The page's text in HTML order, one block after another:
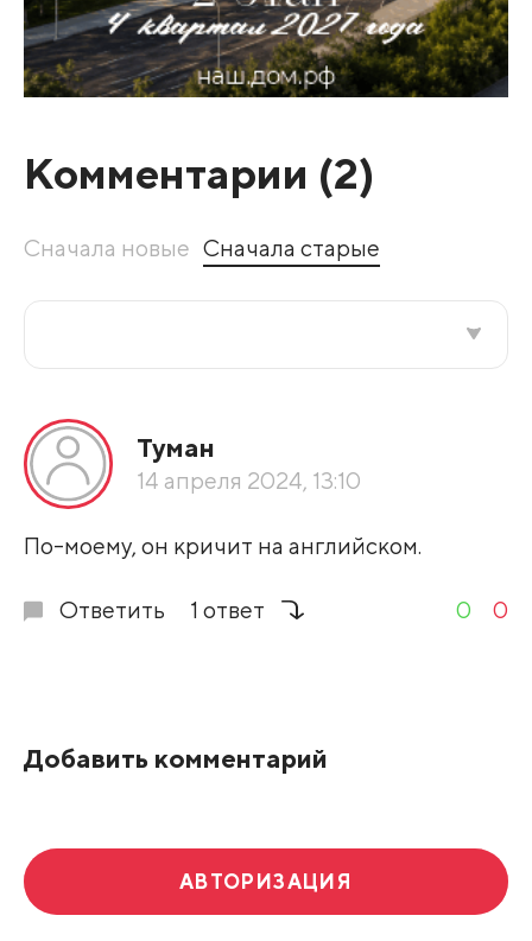
Комментарии (2)
Сначала новые Сначала старые
По рейтингу
Туман
14 апреля 2024, 13:10
По-моему, он кричит на английском.
Ответить 1 ответ 0 0
Добавить комментарий
АВТОРИЗАЦИЯ